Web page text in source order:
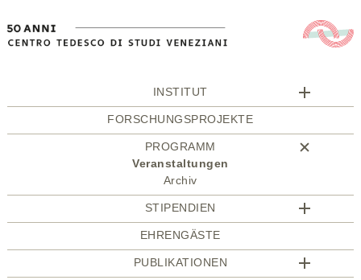
INSTITUT
FORSCHUNGSPROJEKTE
PROGRAMM
Veranstaltungen
Archiv
STIPENDIEN
EHRENGÄSTE
PUBLIKATIONEN